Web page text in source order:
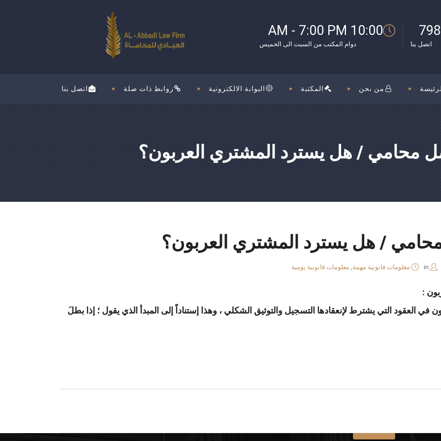
10:00 AM - 7:00 PM
دوام المكتب من السبت الى الخميس اتصل بنا
اتصل بنا روابط ذات صلة البوابة الالكترونية المكتبة من نحن
محامي / هل يسترد المشتري العربون؟
/ هل يسترد المشتري العربون؟
in معلومات قانونية مهمة, معلومات قانونية يومية
:
في العقود التي يشترط لإنعقادها التسجيل والتوثيق الشكلي ، وهذا إستناداً إلى المبدأ الذي يقول ؛ إذا بطلَ
واتساب
فيسبوك
لينكد